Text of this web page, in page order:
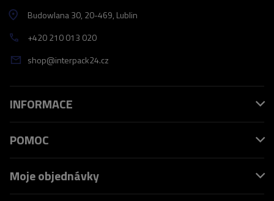
Budowlana 30, 20-469, Lublin
+420 210 013 020
shop@interpack24.cz
INFORMACE
POMOC
Moje objednávky